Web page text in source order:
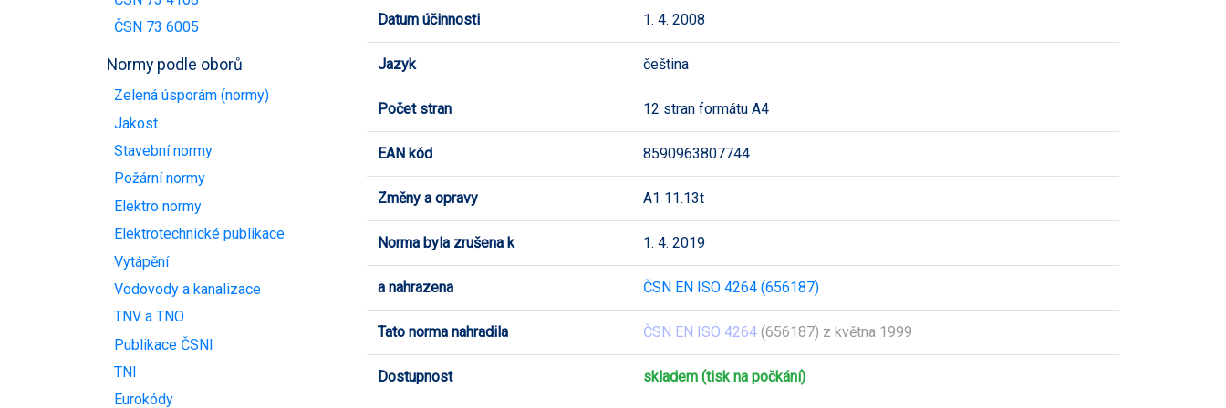
ČSN 73 6005
Normy podle oborů
Zelená úsporám (normy)
Jakost
Stavební normy
Požární normy
Elektro normy
Elektrotechnické publikace
Vytápění
Vodovody a kanalizace
TNV a TNO
Publikace ČSNI
TNI
Eurokódy
Datum účinnosti 1. 4. 2008
Jazyk čeština
Počet stran 12 stran formátu A4
EAN kód 8590963807744
Změny a opravy A1 11.13t
Norma byla zrušena k 1. 4. 2019
a nahrazena ČSN EN ISO 4264 (656187)
Tato norma nahradila ČSN EN ISO 4264 (656187) z května 1999
Dostupnost skladem (tisk na počkání)